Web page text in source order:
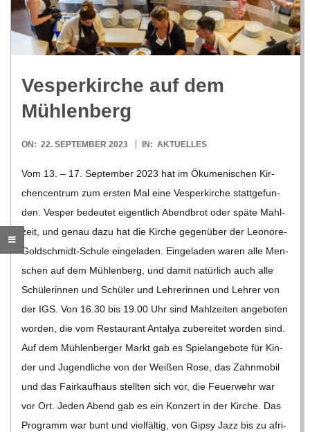
R
E
G
O
L
D
S
C
H
M
Ves­per­kir­che auf dem
Mühlenberg
2023-
ON: 22. SEPTEMBER 2023 IN: AKTUELLES
Vom 13. – 17. Sep­tem­ber 2023 hat im Öku­me­ni­schen Kir­
chen­cen­trum zum ers­ten Mal eine Ves­per­kir­che statt­ge­fun­
den. Ves­per bedeu­tet eigent­lich Abend­brot oder späte Mahl­
zeit, und genau dazu hat die Kir­che gegen­über der Leo­­nore-
Gol­d­­schmidt-Schule ein­ge­la­den. Ein­ge­la­den waren alle Men­
schen auf dem Müh­len­berg, und damit natür­lich auch alle
Schü­le­rin­nen und Schü­ler und Leh­re­rin­nen und Leh­rer von
der IGS. Von 16.30 bis 19.00 Uhr sind Mahl­zei­ten ange­bo­ten
wor­den, die vom Restau­rant Anta­lya zube­rei­tet wor­den sind.
Auf dem Müh­len­ber­ger Markt gab es Spiel­an­ge­bote für Kin­
der und Jugend­li­che von der Wei­ßen Rose, das Zahn­mo­bil
und das Fair­kauf­haus stell­ten sich vor, die Feu­er­wehr war
vor Ort. Jeden Abend gab es ein Kon­zert in der Kir­che. Das
Pro­gramm war bunt und viel­fäl­tig, von Gipsy Jazz bis zu afri­